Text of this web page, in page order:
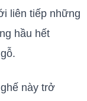
liên tiếp những
hầu hết
này trở